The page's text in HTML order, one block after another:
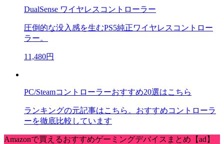
DualSense ワイヤレスコントローラー
圧倒的な没入感を生むPS5純正ワイヤレスコントロー
ラー。
11,480円
PC/Steamコントローラーおすすめ20選はこちら
ランキングの元記事はこちら。おすすめコントローラ
ーを徹底比較しています
Amazonで買えるおすすめゲーミングデバイスまとめ【ad】